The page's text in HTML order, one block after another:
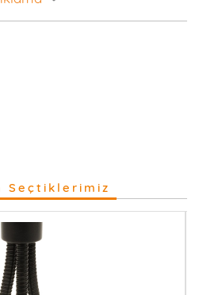
Seçtiklerimiz